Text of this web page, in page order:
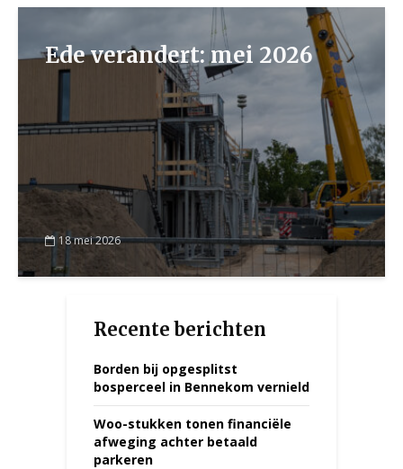
Ede verandert: mei 2026
18 mei 2026
Recente berichten
Borden bij opgesplitst
bosperceel in Bennekom vernield
Woo-stukken tonen financiële
afweging achter betaald
parkeren